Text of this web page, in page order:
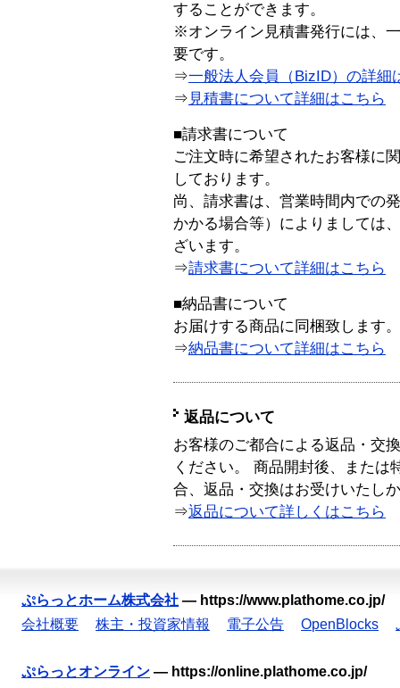
することができます。
※オンライン見積書発行には、
要です。
⇒一般法人会員（BizID）の詳細
⇒ 見積書について詳細はこちら
■請求書について
ご注文時に希望されたお客様に
しております。
尚、請求書は、営業時間内での
かかる場合等）によりましては
ざいます。
⇒請求書について詳細はこちら
■納品書について
お届けする商品に同梱致します。
⇒納品書について詳細はこちら
返品について
お客様のご都合による返品・交
ください。 商品開封後、または
合、返品・交換はお受けいたし
⇒返品について詳しくはこちら
ぷらっとホーム株式会社 — https://www.plathome.co.jp/
会社概要
株主・投資家情報 電子公告 OpenBlocks
ぷらっとオンライン — https://online.plathome.co.jp/